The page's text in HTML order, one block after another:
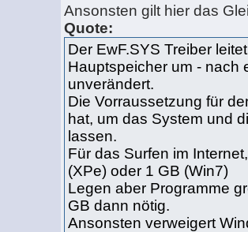
Ansonsten gilt hier das
Quote:
Der EwF.SYS Treiber
Hauptspeicher um - nach
unverändert.
Die Vorraussetzung für
hat, um das System und
lassen.
Für das Surfen im
(XPe) oder 1 GB (Win7)
Legen aber Programme
GB dann nötig.
Ansonsten verweigert